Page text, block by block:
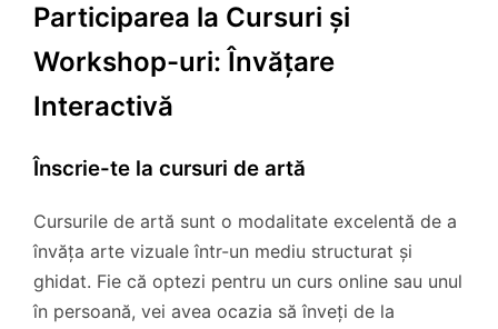
Participarea la Cursuri și
Workshop-uri: Învățare
Interactivă
Înscrie-te la cursuri de artă
Cursurile de artă sunt o modalitate excelentă de a
învăța arte vizuale într-un mediu structurat și
ghidat. Fie că optezi pentru un curs online sau unul
în persoană, vei avea ocazia să înveți de la